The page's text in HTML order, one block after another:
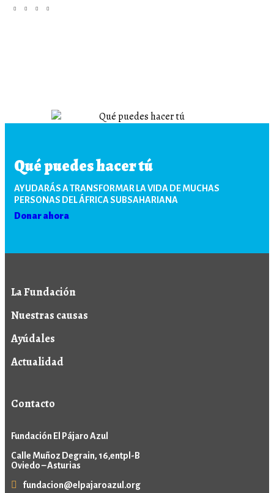
Qué puedes hacer tú
AYUDARÁS A TRANSFORMAR LA VIDA DE MUCHAS
PERSONAS DEL ÁFRICA SUBSAHARIANA
Donar ahora
La Fundación
Nuestras causas
Ayúdales
Actualidad
Contacto
Fundación El Pájaro Azul
Calle Muñoz Degrain, 16,entpl-B
Oviedo – Asturias
fundacion@elpajaroazul.org